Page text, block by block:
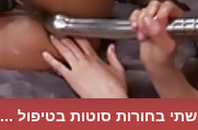
שתי בחורות סוטות בטיפול ...